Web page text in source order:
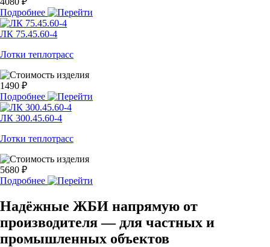
Подробнее
ЛК 75.45.60-4
Лотки теплотрасс
1490 ₽
Подробнее
ЛК 300.45.60-4
Лотки теплотрасс
5680 ₽
Подробнее
Надёжные ЖБИ напрямую от
производителя — для частных и
промышленных объектов